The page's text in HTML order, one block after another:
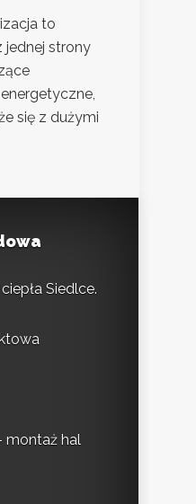
to
jednej strony
się z dużymi
Siedlce.
montaż hal